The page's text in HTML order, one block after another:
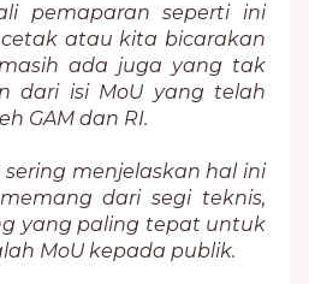
pemaparan seperti ini
atau kita bicarakan
ada juga yang tak
dari isi MoU yang telah
GAM dan RI.
menjelaskan hal ini
dari segi teknis,
yang paling tepat untuk
MoU kepada publik.